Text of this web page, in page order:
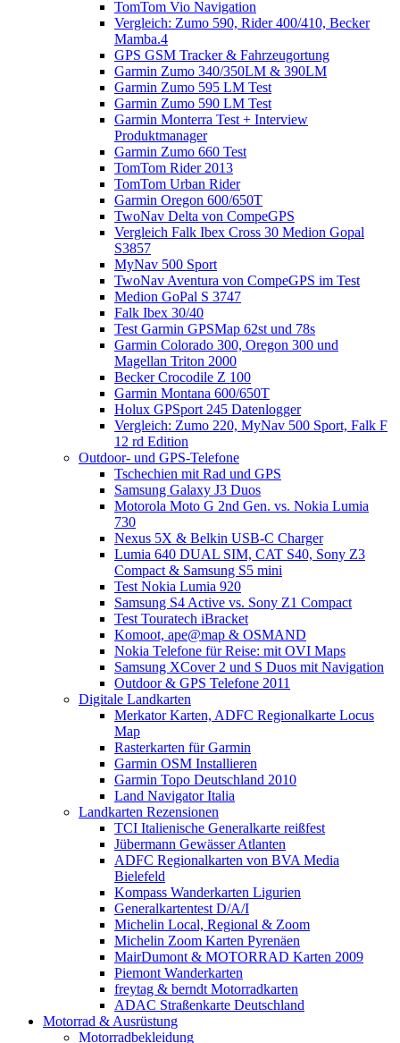
TomTom Vio Navigation
Vergleich: Zumo 590, Rider 400/410, Becker
Mamba.4
GPS GSM Tracker & Fahrzeugortung
Garmin Zumo 340/350LM & 390LM
Garmin Zumo 595 LM Test
Garmin Zumo 590 LM Test
Garmin Monterra Test + Interview
Produktmanager
Garmin Zumo 660 Test
TomTom Rider 2013
TomTom Urban Rider
Garmin Oregon 600/650T
TwoNav Delta von CompeGPS
Vergleich Falk Ibex Cross 30 Medion Gopal
S3857
MyNav 500 Sport
TwoNav Aventura von CompeGPS im Test
Medion GoPal S 3747
Falk Ibex 30/40
Test Garmin GPSMap 62st und 78s
Garmin Colorado 300, Oregon 300 und
Magellan Triton 2000
Becker Crocodile Z 100
Garmin Montana 600/650T
Holux GPSport 245 Datenlogger
Vergleich: Zumo 220, MyNav 500 Sport, Falk F
12 rd Edition
Outdoor- und GPS-Telefone
Tschechien mit Rad und GPS
Samsung Galaxy J3 Duos
Motorola Moto G 2nd Gen. vs. Nokia Lumia
730
Nexus 5X & Belkin USB-C Charger
Lumia 640 DUAL SIM, CAT S40, Sony Z3
Compact & Samsung S5 mini
Test Nokia Lumia 920
Samsung S4 Active vs. Sony Z1 Compact
Test Touratech iBracket
Komoot, ape@map & OSMAND
Nokia Telefone für Reise: mit OVI Maps
Samsung XCover 2 und S Duos mit Navigation
Outdoor & GPS Telefone 2011
Digitale Landkarten
Merkator Karten, ADFC Regionalkarte Locus
Map
Rasterkarten für Garmin
Garmin OSM Installieren
Garmin Topo Deutschland 2010
Land Navigator Italia
Landkarten Rezensionen
TCI Italienische Generalkarte reißfest
Jübermann Gewässer Atlanten
ADFC Regionalkarten von BVA Media
Bielefeld
Kompass Wanderkarten Ligurien
Generalkartentest D/A/I
Michelin Local, Regional & Zoom
Michelin Zoom Karten Pyrenäen
MairDumont & MOTORRAD Karten 2009
Piemont Wanderkarten
freytag & berndt Motorradkarten
ADAC Straßenkarte Deutschland
Motorrad & Ausrüstung
Motorradbekleidung